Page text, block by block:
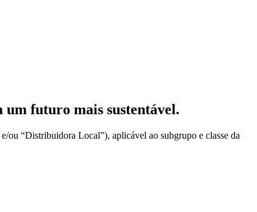
futuro mais sustentável.
ou “Distribuidora Local”), aplicável ao subgrupo e classe da